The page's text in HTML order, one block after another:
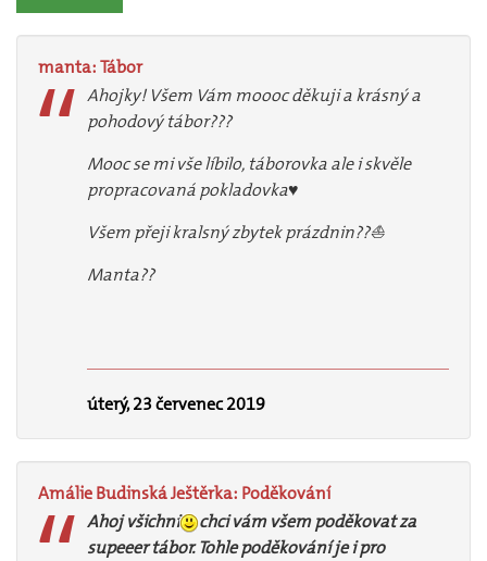
manta:Tábor
Ahojky! Všem Vám moooc děkuji a krásný a
pohodový tábor???
Mooc se mi vše líbilo, táborovka ale i skvěle
propracovaná pokladovka♥️
Všem přeji kralsný zbytek prázdnin??⛵️
Manta??
úterý, 23 červenec 2019
AmálieBudinskáJeštěrka: Poděkování
Ahoj všichni
chci vám všem poděkovat za
supeeer tábor. Tohle poděkování je i pro